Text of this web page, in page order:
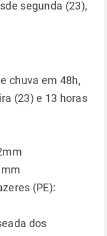
segunda (23),
chuva em 48h,
(23) e 13 horas
(PE):
dos